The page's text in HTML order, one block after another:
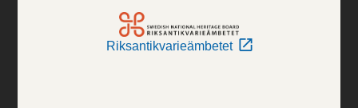
Riksantikvarieämbetet